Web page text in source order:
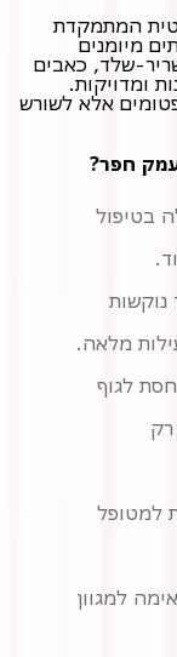
המתמקדת
מיומנים
שלד, כאבים
ומדויקות.
אלא לשורש
חפר?
בטיפול
נוקשות
מלאה.
לגוף
למטופל
למגוון